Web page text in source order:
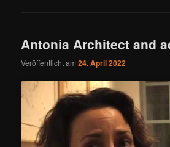
Antonia Architect and
Veröffentlicht am24. April 2022